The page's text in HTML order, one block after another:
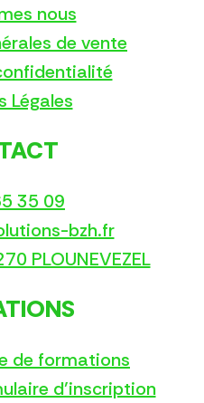
nous
de vente
Légales
35 09
bzh.fr
PLOUNEVEZEL
de formations
d’inscription